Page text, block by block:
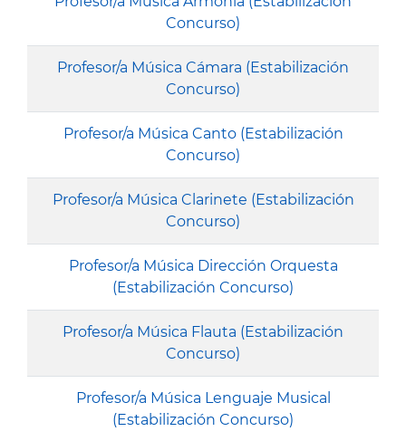
Concurso)
Profesor/a Música Cámara (Estabilización
Concurso)
Profesor/a Música Canto (Estabilización
Concurso)
Profesor/a Música Clarinete (Estabilización
Concurso)
Profesor/a Música Dirección Orquesta
(Estabilización Concurso)
Profesor/a Música Flauta (Estabilización
Concurso)
Profesor/a Música Lenguaje Musical
(Estabilización Concurso)